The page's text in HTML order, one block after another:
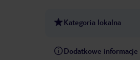
Kategoria lokalna
Dodatkowe informacje